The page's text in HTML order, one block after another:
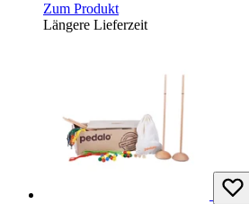
Zum Produkt
Längere Lieferzeit